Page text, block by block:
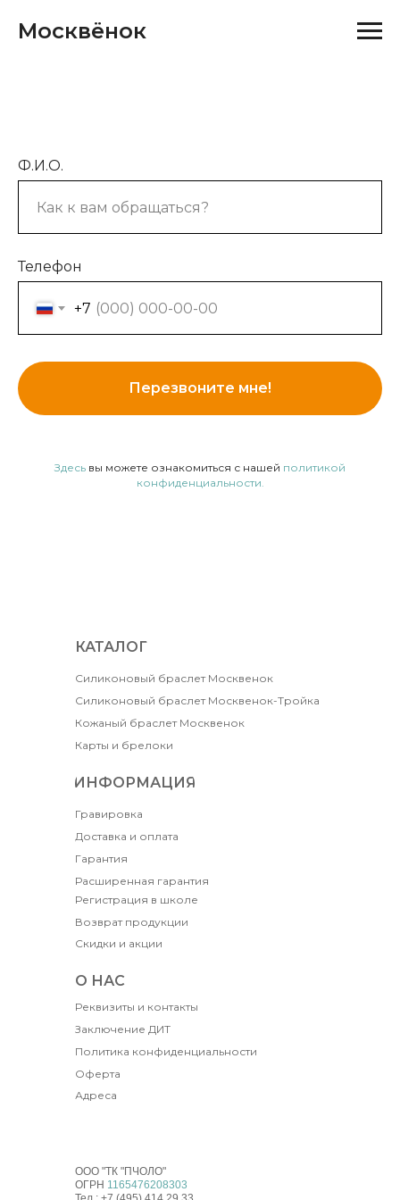
Москвёнок
Ф.И.О.
Телефон
+7
Перезвоните мне!
Здесь вы можете ознакомиться с нашей политикой
конфиденциальности.
Силиконовый браслет Москвенок
Силиконовый браслет Москвенок-Тройка
Кожаный браслет Москвенок
Карты и брелоки
КАТАЛОГ
ООО "ТК "ПЧОЛО"
ОГРН 1165476208303
Скидки и акции
ИНФОРМАЦИЯ
Доставка и оплата
Гравировка
Гарантия
Регистрация в школе
Возврат продукции
Расширенная гарантия
О НАС
Реквизиты и контакты
Заключение ДИТ
Политика конфиденциальности
Оферта
Адреса